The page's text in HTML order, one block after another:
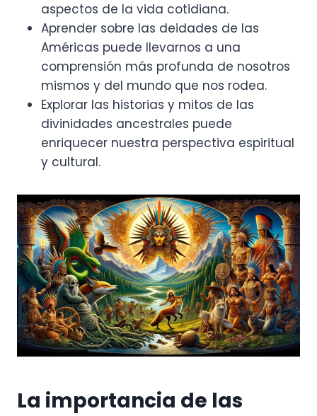
aspectos de la vida cotidiana.
Aprender sobre las deidades de las
Américas puede llevarnos a una
comprensión más profunda de nosotros
mismos y del mundo que nos rodea.
Explorar las historias y mitos de las
divinidades ancestrales puede
enriquecer nuestra perspectiva espiritual
y cultural.
La importancia de las